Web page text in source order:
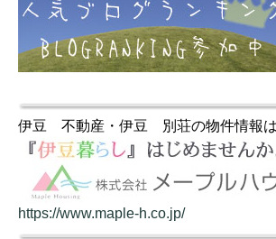
伊豆 不動産・伊豆 別荘の物件情報は
https://www.maple-h.co.jp/